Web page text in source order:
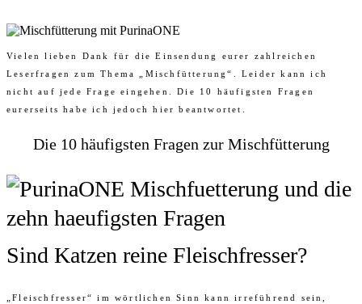
Vielen lieben Dank für die Einsendung eurer zahlreichen
Leserfragen zum Thema „Mischfütterung“. Leider kann ich
nicht auf jede Frage eingehen. Die 10 häufigsten Fragen
eurerseits habe ich jedoch hier beantwortet.
Die 10 häufigsten Fragen zur Mischfütterung
Sind Katzen reine Fleischfresser?
„Fleischfresser“ im wörtlichen Sinn kann irreführend sein,